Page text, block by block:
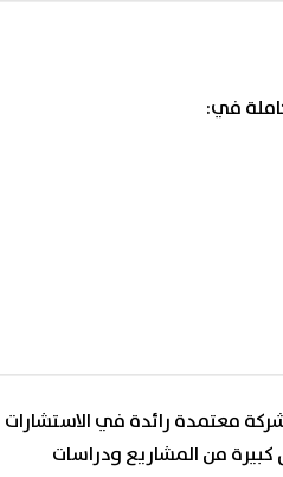
في:
معتمدة رائدة في الاستشارات
كبيرة من المشاريع ودراسات